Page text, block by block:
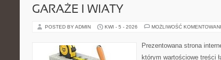
GARAŻE I WIATY
POSTED BY ADMIN KWI - 5 - 2026 MOŻLIWOŚĆ
Prezentowana strona
którym wartościowe treści